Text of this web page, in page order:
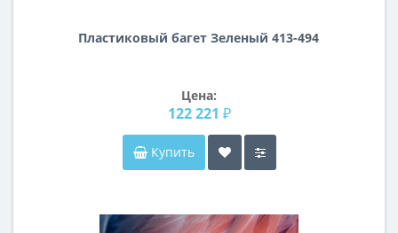
Пластиковый багет Зеленый 413-494
Цена:
122 221 ₽
Купить